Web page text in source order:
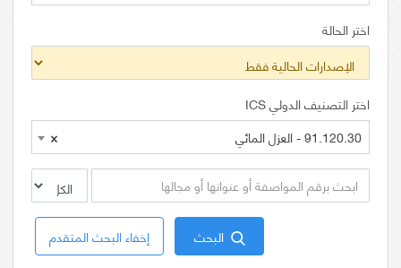
اختر الحالة
اختر التصنيف الدولي ICS
×
91.120.30 - العزل المائي
البحث إخفاء البحث المتقدم